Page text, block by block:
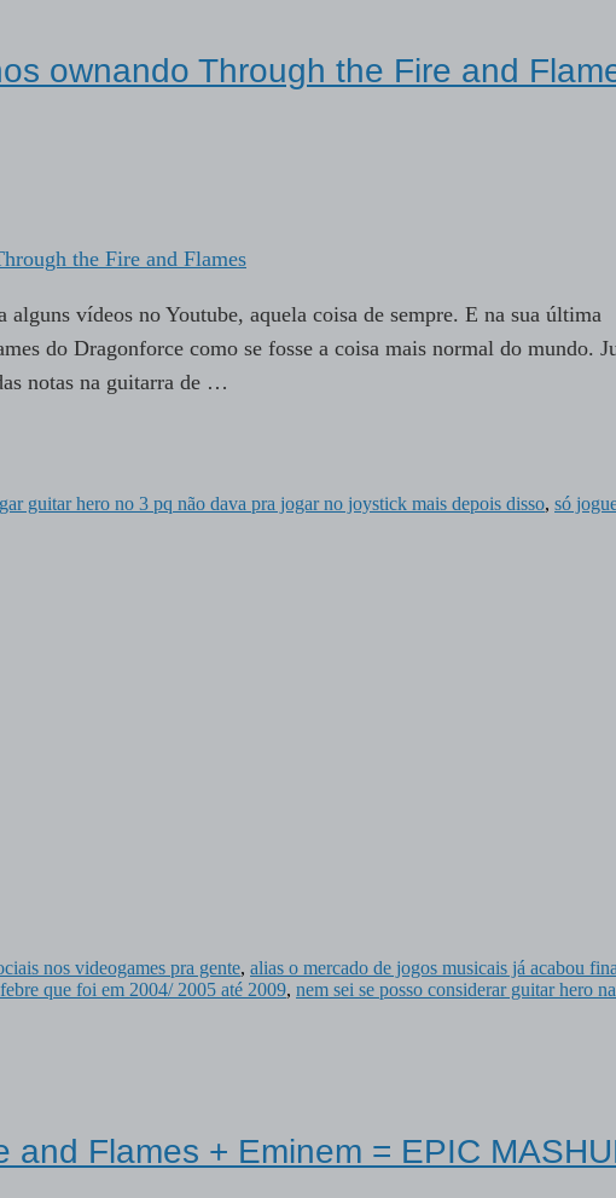
ownando Through the Fire and
vídeos no Youtube, aquela coisa de sempre. E na sua última
do Dragonforce como se fosse a coisa mais normal do mundo.
notas na guitarra de …
guitar hero no 3 pq não dava pra jogar no joystick mais depois disso, só
nos videogames pra gente, alias o mercado de jogos musicais já acabou
que foi em 2004/ 2005 até 2009, nem sei se posso considerar guitar hero
and Flames + Eminem = EPIC